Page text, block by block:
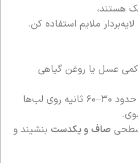
هستند،
لایه‌بردار ملایم استفاده کن.
عسل یا روغن گیاهی
با حرکات دایره‌ای و بسیار ملایم، حدود ۳۰–۶۰ ثانیه روی لب‌ها
صاف و یکدست بنشیند و